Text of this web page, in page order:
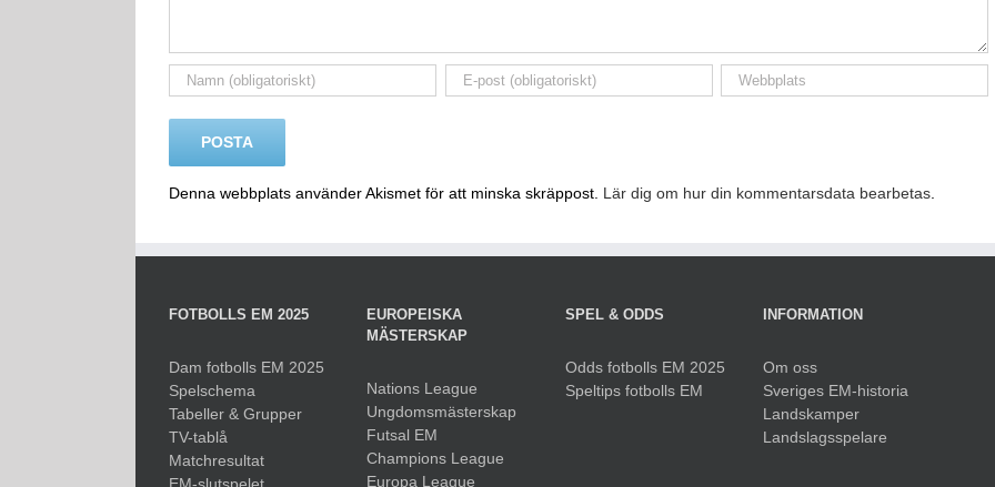
Denna webbplats använder Akismet för att minska skräppost. Lär dig om hur din kommentarsdata bearbetas
FOTBOLLS EM 2025
Dam fotbolls EM 2025
Spelschema
Tabeller & Grupper
TV-tablå
Matchresultat
EUROPEISKA
MÄSTERSKAP
Nations League
Ungdomsmästerskap
Futsal EM
Champions League
Europa League
SPEL & ODDS
Odds fotbolls EM 2025
Speltips fotbolls EM
INFORMATION
Om oss
Sveriges EM-historia
Landskamper
Landslagsspelare